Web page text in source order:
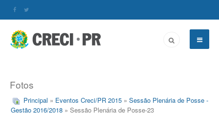
Fotos
Principal » Eventos Creci/PR 2015 » Sessão Plenária de Posse -
Gestão 2016/2018 » Sessão Plenária de Posse-23